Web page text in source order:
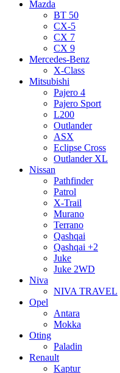
Mazda
BT 50
CX-5
CX 7
CX 9
Mercedes-Benz
X-Class
Mitsubishi
Pajero 4
Pajero Sport
L200
Outlander
ASX
Eclipse Cross
Outlander XL
Nissan
Pathfinder
Patrol
X-Trail
Murano
Terrano
Qashqai
Qashqai +2
Juke
Juke 2WD
Niva
NIVA TRAVEL
Opel
Antara
Mokka
Oting
Paladin
Renault
Kaptur